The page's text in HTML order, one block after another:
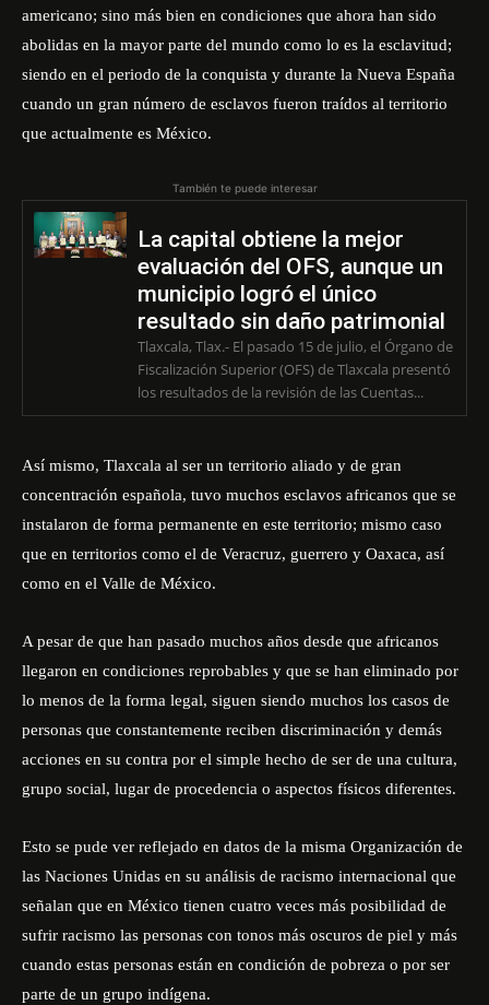
americano; sino más bien en condiciones que ahora han sido
abolidas en la mayor parte del mundo como lo es la esclavitud;
siendo en el periodo de la conquista y durante la Nueva España
cuando un gran número de esclavos fueron traídos al territorio
que actualmente es México.
También te puede interesar
La capital obtiene la mejor
evaluación del OFS, aunque un
municipio logró el único
resultado sin daño patrimonial
Tlaxcala, Tlax.- El pasado 15 de julio, el Órgano de
Fiscalización Superior (OFS) de Tlaxcala presentó
los resultados de la revisión de las Cuentas...
Así mismo, Tlaxcala al ser un territorio aliado y de gran
concentración española, tuvo muchos esclavos africanos que se
instalaron de forma permanente en este territorio; mismo caso
que en territorios como el de Veracruz, guerrero y Oaxaca, así
como en el Valle de México.
A pesar de que han pasado muchos años desde que africanos
llegaron en condiciones reprobables y que se han eliminado por
lo menos de la forma legal, siguen siendo muchos los casos de
personas que constantemente reciben discriminación y demás
acciones en su contra por el simple hecho de ser de una cultura,
grupo social, lugar de procedencia o aspectos físicos diferentes.
Esto se pude ver reflejado en datos de la misma Organización de
las Naciones Unidas en su análisis de racismo internacional que
señalan que en México tienen cuatro veces más posibilidad de
sufrir racismo las personas con tonos más oscuros de piel y más
cuando estas personas están en condición de pobreza o por ser
parte de un grupo indígena.